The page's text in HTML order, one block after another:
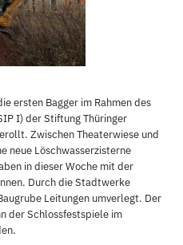
ersten Bagger im Rahmen des
I) der Stiftung Thüringer
Zwischen Theaterwiese und
neue Löschwasserzisterne
in dieser Woche mit der
Durch die Stadtwerke
Leitungen umverlegt. Der
der Schlossfestspiele im